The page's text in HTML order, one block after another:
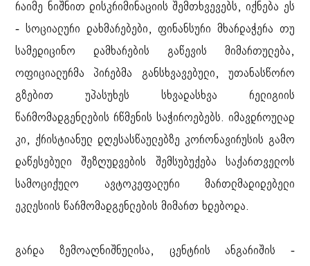
რაიმე ნიშნით დისკრიმინაციის შემთხვევებს, იქნება ეს
- სოციალური დახმარებები, ფინანსური მხარდაჭერა თუ
სამედიცინო დამხარების გაწევის მიმართულება,
ოფიციალურმა პირებმა განსხვავებული, უთანასწორო
გზებით უპასუხეს სხვადასხვა რელიგიის
წარმომადგენლების რწმენის საჭიროებებს. იმავდროულად
კი, ქრისტიანულ დღესასწაულებზე კორონავირუსის გამო
დაწესებული შეზღუდვების შემსუბუქება საქართველოს
სამოციქულო ავტოკეფალური მართლმადიდებელი
ეკლესიის წარმომადგენლების მიმართ ხდებოდა.
გარდა ზემოაღნიშნულისა, ცენტრის ანგარიშის -